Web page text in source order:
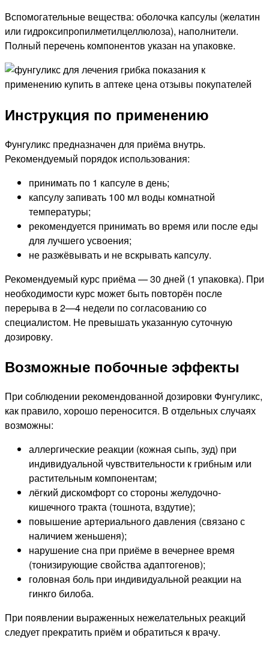
Вспомогательные вещества: оболочка капсулы (желатин
или гидроксипропилметилцеллюлоза), наполнители.
Полный перечень компонентов указан на упаковке.
Инструкция по применению
Фунгуликс предназначен для приёма внутрь.
Рекомендуемый порядок использования:
принимать по 1 капсуле в день;
капсулу запивать 100 мл воды комнатной
температуры;
рекомендуется принимать во время или после еды
для лучшего усвоения;
не разжёвывать и не вскрывать капсулу.
Рекомендуемый курс приёма — 30 дней (1 упаковка). При
необходимости курс может быть повторён после
перерыва в 2—4 недели по согласованию со
специалистом. Не превышать указанную суточную
дозировку.
Возможные побочные эффекты
При соблюдении рекомендованной дозировки Фунгуликс,
как правило, хорошо переносится. В отдельных случаях
возможны:
аллергические реакции (кожная сыпь, зуд) при
индивидуальной чувствительности к грибным или
растительным компонентам;
лёгкий дискомфорт со стороны желудочно-
кишечного тракта (тошнота, вздутие);
повышение артериального давления (связано с
наличием женьшеня);
нарушение сна при приёме в вечернее время
(тонизирующие свойства адаптогенов);
головная боль при индивидуальной реакции на
гинкго билоба.
При появлении выраженных нежелательных реакций
следует прекратить приём и обратиться к врачу.